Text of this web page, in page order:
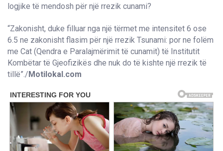
logjike të mendosh për një rrezik cunami?
“Zakonisht, duke filluar nga një tërmet me intensitet 6 ose
6.5 ne zakonisht flasim për një rrezik Tsunami: por ne folëm
me Cat (Qendra e Paralajmërimit të cunamit) të Institutit
Kombëtar të Gjeofizikës dhe nuk do të kishte një rrezik të
tillë”./Motilokal.com